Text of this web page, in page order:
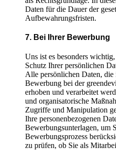
Daten für die Dauer der
Aufbewahrungsfristen.
7. Bei Ihrer Bewerbung
Uns ist es besonders
Schutz Ihrer persönlichen
Alle persönlichen Daten, die
Bewerbung bei der
erhoben und verarbeitet
und organisatorische
Zugriffe und Manipulation
Ihre personenbezogenen
Bewerbungsunterlagen, um
Bewerbungsprozess
zu prüfen, ob Sie als